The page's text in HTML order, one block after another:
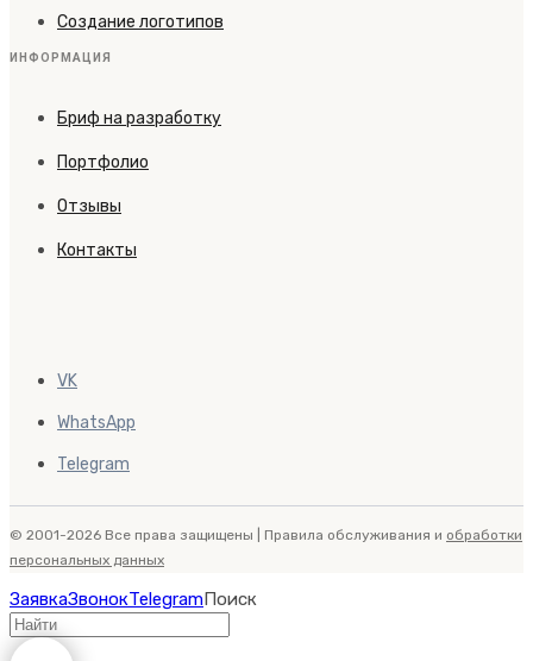
Создание логотипов
ИНФОРМАЦИЯ
Бриф на разработку
Портфолио
Отзывы
Контакты
VK
WhatsApp
Telegram
© 2001-2026 Все права защищены | Правила обслуживания и обработки
персональных данных
ЗаявкаЗвонокTelegramПоиск